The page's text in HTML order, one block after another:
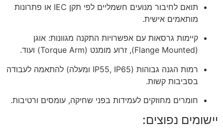
תואם לחיבור מנועים חשמליים לפי תקן IEC או פתרונות
מותאמים אישית.
קיימות גרסאות עם אפשרויות התקנה מגוונות: אוגן
(Flange Mounted), זרוע מומנט (Torque Arm) ועוד.
רמות הגנה גבוהות (IP55, IP65 ומעלה) להתאמה לעבודה
בסביבות קשות.
חומרים מחוזקים לעמידות בפני שחיקה, עומסים ורטיבות.
יישומים נפוצים: